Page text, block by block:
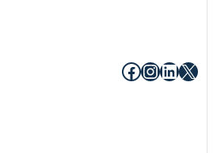
Facebook
X